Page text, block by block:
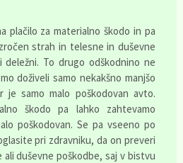
plačilo za materialno škodo in pa
strah in telesne in duševne
To drugo odškodnino ne
doživeli samo nekakšno manjšo
je samo malo poškodovan avto.
škodo pa lahko zahtevamo
poškodovan. Se pa vseeno po
pri zdravniku, da on preveri
duševne poškodbe, saj v bistvu